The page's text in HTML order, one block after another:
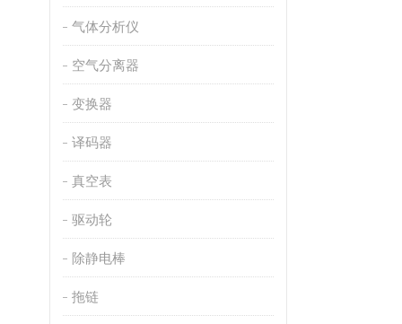
气体分析仪
空气分离器
变换器
译码器
真空表
驱动轮
除静电棒
拖链